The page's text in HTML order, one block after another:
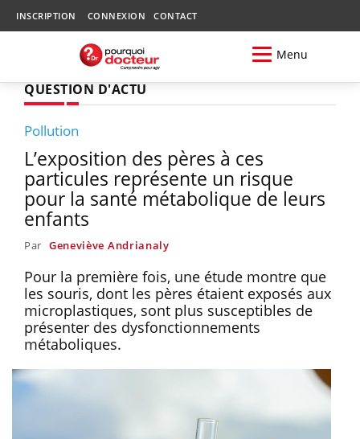
INSCRIPTION CONNEXION CONTACT
Menu
QUESTION D'ACTU
Pollution
L’exposition des pères à ces
particules représente un risque
pour la santé métabolique de leurs
enfants
Par Geneviève Andrianaly
Pour la première fois, une étude montre que
les souris, dont les pères étaient exposés aux
microplastiques, sont plus susceptibles de
présenter des dysfonctionnements
métaboliques.